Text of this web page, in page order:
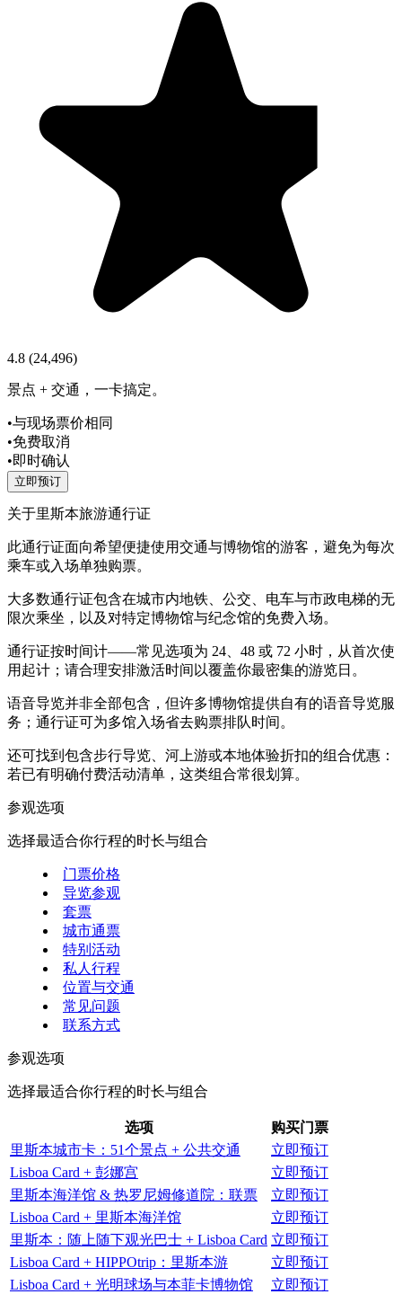
4.8 (24,496)
景点 + 交通，一卡搞定。
•与现场票价相同
•免费取消
•即时确认
立即预订
关于里斯本旅游通行证
此通行证面向希望便捷使用交通与博物馆的游客，避免为每次
乘车或入场单独购票。
大多数通行证包含在城市内地铁、公交、电车与市政电梯的无
限次乘坐，以及对特定博物馆与纪念馆的免费入场。
通行证按时间计——常见选项为 24、48 或 72 小时，从首次使
用起计；请合理安排激活时间以覆盖你最密集的游览日。
语音导览并非全部包含，但许多博物馆提供自有的语音导览服
务；通行证可为多馆入场省去购票排队时间。
还可找到包含步行导览、河上游或本地体验折扣的组合优惠：
若已有明确付费活动清单，这类组合常很划算。
参观选项
选择最适合你行程的时长与组合
门票价格
导览参观
套票
城市通票
特别活动
私人行程
位置与交通
常见问题
联系方式
参观选项
选择最适合你行程的时长与组合
选项
购买门票
里斯本城市卡：51个景点 + 公共交通
立即预订
Lisboa Card + 彭娜宫
立即预订
里斯本海洋馆 & 热罗尼姆修道院：联票
立即预订
Lisboa Card + 里斯本海洋馆
立即预订
里斯本：随上随下观光巴士 + Lisboa Card 立即预订
Lisboa Card + HIPPOtrip：里斯本游
立即预订
Lisboa Card + 光明球场与本菲卡博物馆
立即预订